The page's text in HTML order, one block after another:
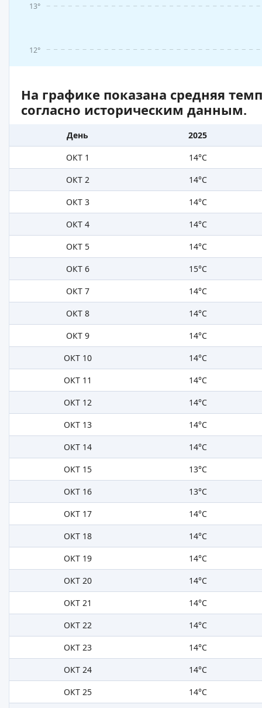
12°
13°
На графике показана средняя
согласно историческим данным.
День
2025
ОКТ 1
14°C
ОКТ 2
14°C
ОКТ 3
14°C
ОКТ 4
14°C
ОКТ 5
14°C
ОКТ 6
15°C
ОКТ 7
14°C
ОКТ 8
14°C
ОКТ 9
14°C
ОКТ 10
14°C
ОКТ 11
14°C
ОКТ 12
14°C
ОКТ 13
14°C
ОКТ 14
14°C
ОКТ 15
13°C
ОКТ 16
13°C
ОКТ 17
14°C
ОКТ 18
14°C
ОКТ 19
14°C
ОКТ 20
14°C
ОКТ 21
14°C
ОКТ 22
14°C
ОКТ 23
14°C
ОКТ 24
14°C
ОКТ 25
14°C